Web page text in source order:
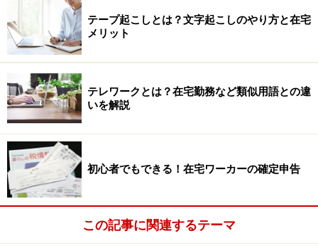
※記事内容は執筆時点のものです。最新の内容をご確認くださ
い。
テープ起こしとは？文字起こしのやり方と在宅
メリット
テレワークとは？在宅勤務など類似用語との違
いを解説
初心者でもできる！在宅ワーカーの確定申告
この記事に関連するテーマ